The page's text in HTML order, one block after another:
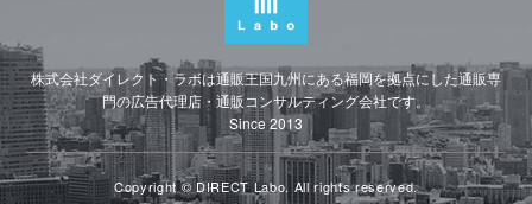
株式会社ダイレクト・ラボは通販王国九州にある福岡を拠点にした通販専
門の広告代理店・通販コンサルティング会社です。
Since 2013
Copyright © DIRECT Labo. All rights reserved.